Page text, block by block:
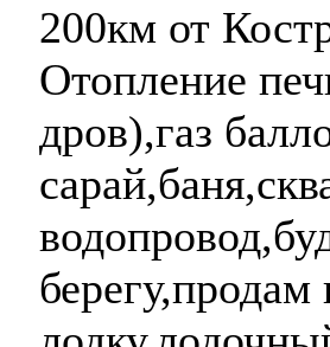
200км от
Отопление
дров),газ